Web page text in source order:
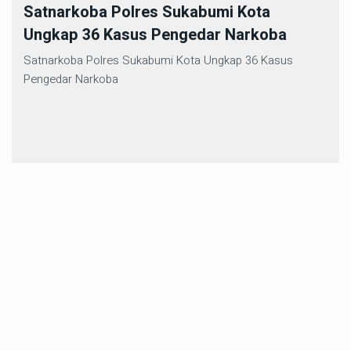
Satnarkoba Polres Sukabumi Kota
Ungkap 36 Kasus Pengedar Narkoba
Satnarkoba Polres Sukabumi Kota Ungkap 36 Kasus
Pengedar Narkoba